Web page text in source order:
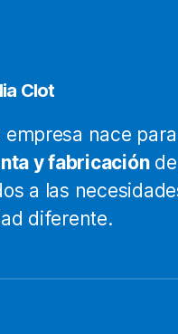
Clot
empresa nace
y fabricaciónde
a las
diferente.